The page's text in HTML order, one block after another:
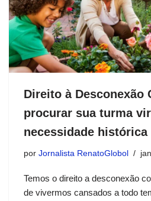
Direito à Desconexão
procurar sua turma
necessidade histórica
por Jornalista RenatoGlobol
Temos o direito a desconexão
de vivermos cansados a todo